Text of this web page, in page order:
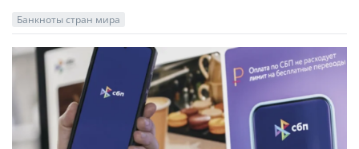
Банкноты стран мира